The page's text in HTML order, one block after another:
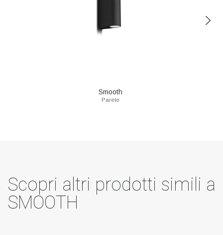
Smooth
Parete
Scopri altri prodotti simili a
SMOOTH